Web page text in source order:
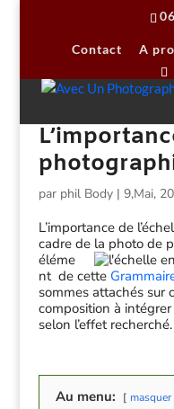
Contact A
par phil Body| 9,Mai,
L’importance de
cadre de la photo de
éléme
nt de cette
sommes attachés sur
composition à
selon l’effet recherché.
Au menu: masquer